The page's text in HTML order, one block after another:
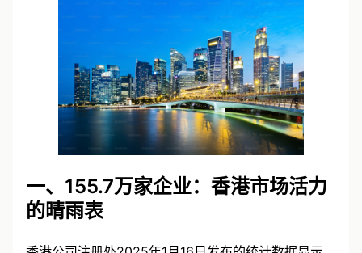
一、155.7万家企业：香港市场活力
的晴雨表